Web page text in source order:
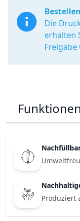
Die
erhalten
Funktionen
Produziert